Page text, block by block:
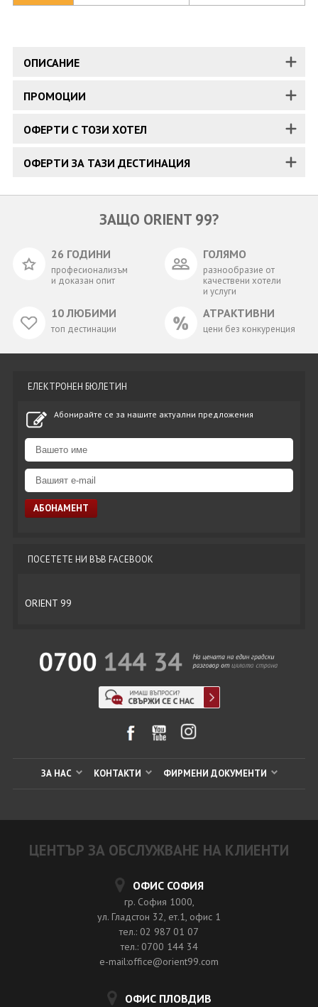
ОПИСАНИЕ
ПРОМОЦИИ
ОФЕРТИ С ТОЗИ ХОТЕЛ
ОФЕРТИ ЗА ТАЗИ ДЕСТИНАЦИЯ
ЗАЩО ORIENT 99?
26 ГОДИНИ
професионализъм
и доказан опит
ГОЛЯМО
разнообразие от
качествени хотели
и услуги
10 ЛЮБИМИ
топ дестинации
АТРАКТИВНИ
цени без конкуренция
ЕЛЕКТРОНЕН БЮЛЕТИН
Абонирайте се за нашите актуални предложения
ПОСЕТЕТЕ НИ ВЪВ FACEBOOK
ORIENT 99
ЗА НАС КОНТАКТИ ФИРМЕНИ ДОКУМЕНТИ
ЦЕНТЪР ЗА ОБСЛУЖВАНЕ НА КЛИЕНТИ
ОФИС СОФИЯ
гр. София 1000,
ул. Гладстон 32, ет.1, офис 1
тел.: 02 987 01 07
тел.: 0700 144 34
e-mail:office@orient99.com
ОФИС ПЛОВДИВ